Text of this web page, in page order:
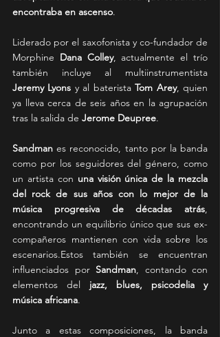
encontraba en ascenso.
Liderado por el saxofonista y co-fundador de
Morphine Dana Colley, actualmente el trío
Jeremy Lyons y al baterista Tom Arey, quien
ya lleva cerca de seis años en la agrupación
tras la salida de Jerome Deupree.
Sandman es reconocido, tanto por la banda
como por los seguidores del género, como
un artista con una visión única de la mezcla
del rock de sus años con lo mejor de la
música progresiva de décadas atrás,
encontrando un equilibrio único que sus ex-
compañeros mantienen con vida sobre los
escenarios.Estos también se encuentran
influenciados por Sandman, contando con
elementos del jazz, blues, psicodelia y
música africana.
Junto a estas composiciones, la banda